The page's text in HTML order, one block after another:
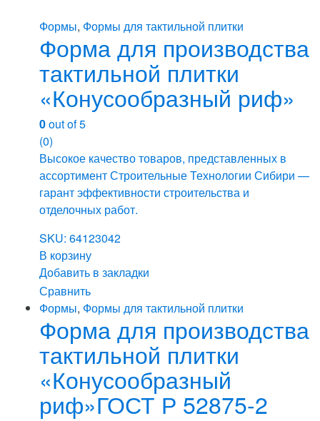
Формы, Формы для тактильной плитки
Форма для производства
тактильной плитки
«Конусообразный риф»
0out of 5
(0)
Высокое качество товаров, представленных в
ассортимент Строительные Технологии Сибири —
гарант эффективности строительства и
отделочных работ.
SKU: 64123042
В корзину
Добавить в закладки
Сравнить
Формы, Формы для тактильной плитки
Форма для производства
тактильной плитки
«Конусообразный
риф»ГОСТ Р 52875-2